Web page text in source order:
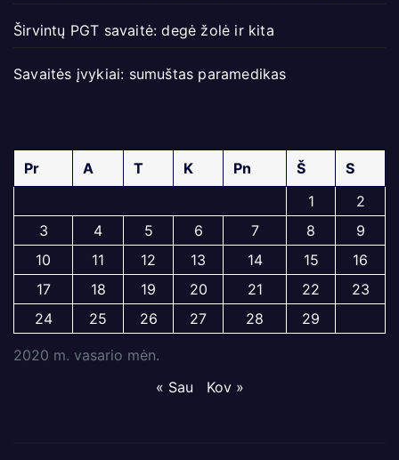
Širvintų PGT savaitė: degė žolė ir kita
Savaitės įvykiai: sumuštas paramedikas
2020 m. vasario mėn.
Pr A T K Pn Š
S
1
2
3
4 5 6 7 8
9
10
11 12 13 14 15
16
17
18 19 20 21 22
23
24
25 26 27 28 29
« Sau Kov »